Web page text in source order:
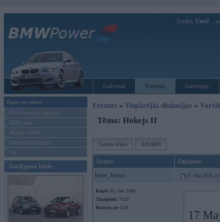
Sveiks, Viesi!
Galvenā Forums Galerijas
Ziņas un raksti
BMW modeļu jaunumi
BMW testi
Mēneša BMW
Sērijveida tūnings
Vel...
Gadījuma bilde
Forums » Vispārējās diskusijas »
Tēma: Hokejs II
Jauna tēma Atbildēt
Autors Ziņojums
bum_bumz 17. May 2026,
Kopš: 05. Jan 2006
Ziņojumi: 7629
Braucu ar: E34
17